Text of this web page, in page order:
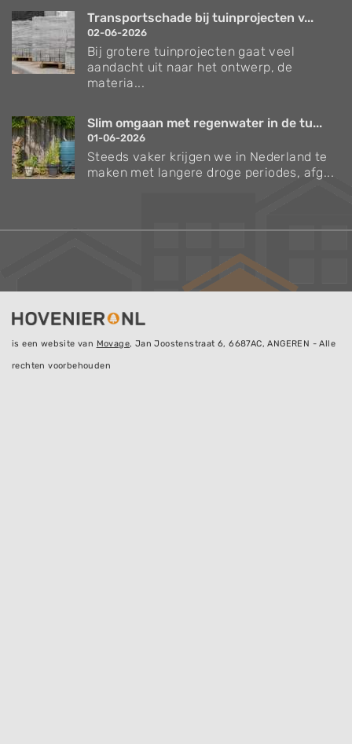
Transportschade bij tuinprojecten v...
02-06-2026
Bij grotere tuinprojecten gaat veel
aandacht uit naar het ontwerp, de
materia...
Slim omgaan met regenwater in de tu...
01-06-2026
Steeds vaker krijgen we in Nederland te
maken met langere droge periodes, afg...
is een website van Movage, Jan Joostenstraat 6, 6687AC, ANGEREN - Alle
rechten voorbehouden